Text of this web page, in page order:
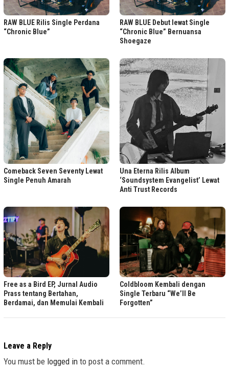
RAW BLUE Rilis Single Perdana
“Chronic Blue”
RAW BLUE Debut lewat Single
“Chronic Blue” Bernuansa
Shoegaze
Comeback Seven Seventy Lewat
Single Penuh Amarah
Una Eterna Rilis Album
‘Soundsystem Evangelist’ Lewat
Anti Trust Records
Free as a Bird EP, Jurnal Audio
Prass tentang Bertahan,
Berdamai, dan Memulai Kembali
Coldbloom Kembali dengan
Single Terbaru “We’ll Be
Forgotten”
Leave a Reply
You must be logged in to post a comment.